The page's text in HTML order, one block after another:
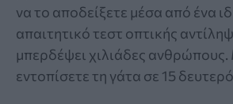
να το αποδείξετε μέσα από ένα
απαιτητικό τεστ οπτικής
μπερδέψει χιλιάδες
εντοπίσετε τη γάτα σε 15